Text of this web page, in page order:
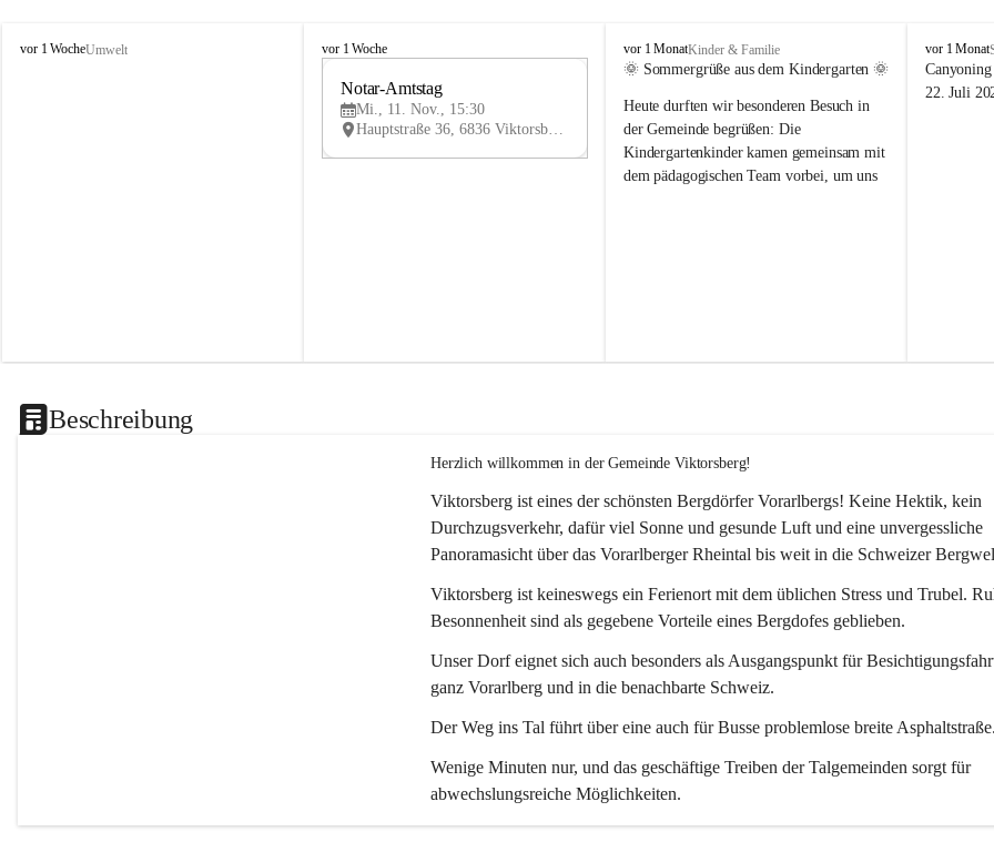
V
vor 1 WocheUmwelt
V
vor 1 Woche
V
Notar-Amtstag
Mi., 11. Nov., 15:30
Hauptstraße 36, 6836 Viktorsberg, AUT
V
i
t
o
r
s
vor 1 MonatKinder & Familie
🌞 Sommergrüße aus dem Kindergarten 🌞
Heute durften wir besonderen Besuch in
der Gemeinde begrüßen: Die
Kindergartenkinder kamen gemeinsam mit
dem pädagogischen Team vorbei, um uns
V
i
k
vor 1 Monat
22. Juli
Beschreibung
Herzlich willkommen in der Gemeinde Viktorsberg!
Viktorsberg ist eines der schönsten Bergdörfer Vorarlbergs! Keine Hektik, kein
Durchzugsverkehr, dafür viel Sonne und gesunde Luft und eine unvergessliche
Panoramasicht über das Vorarlberger Rheintal bis weit in die Schweizer
Viktorsberg ist keineswegs ein Ferienort mit dem üblichen Stress und Trubel.
Besonnenheit sind als gegebene Vorteile eines Bergdofes geblieben.
Unser Dorf eignet sich auch besonders als Ausgangspunkt für
ganz Vorarlberg und in die benachbarte Schweiz.
Der Weg ins Tal führt über eine auch für Busse problemlose breite
Wenige Minuten nur, und das geschäftige Treiben der Talgemeinden sorgt für
abwechslungsreiche Möglichkeiten.